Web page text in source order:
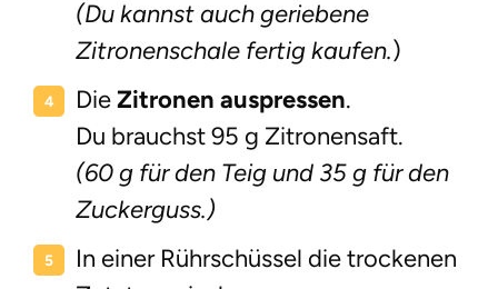
(Du kannst auch geriebene
Zitronenschale fertig kaufen.)
DieZitronen auspressen.
Du brauchst 95 g Zitronensaft.
(60 g für den Teig und 35 g für den
Zuckerguss.)
In einer Rührschüssel die trockenen